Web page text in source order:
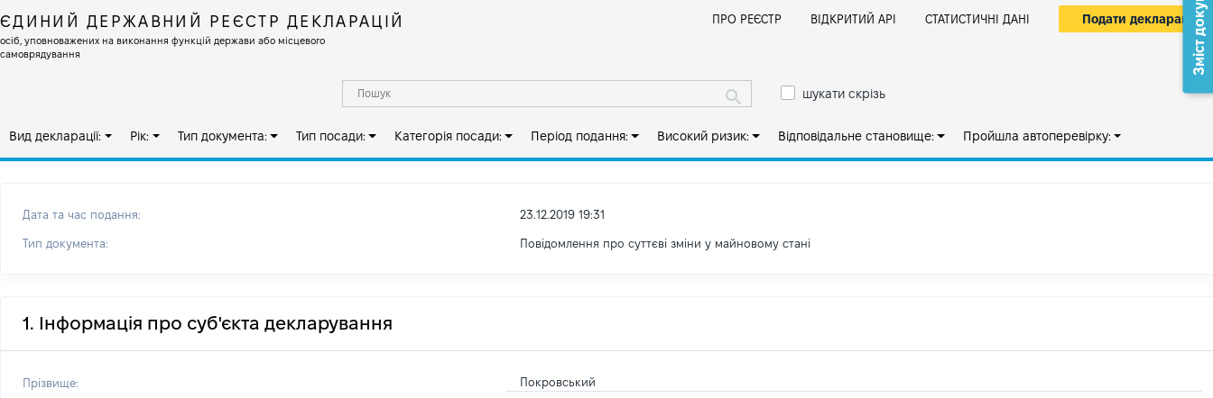
ЄДИНИЙ ДЕРЖАВНИЙ РЕЄСТР ДЕКЛАРАЦІЙ
осіб, уповноважених на виконання функцій держави або місцевого
самоврядування
ПРО РЕЄСТР ВІДКРИТИЙ АРІ СТАТИСТИЧНІ ДАНІ Подати декларацію
шукати скрізь
Вид декларації: Рік: Тип документа: Тип посади: Категорія посади: Період подання: Високий ризик: Відповідальне становище: Пройшла автоперевірку:
Дата та час подання: 23.12.2019 19:31
Тип документа: Повідомлення про суттєві зміни y майновому стані
1. Інформація про суб'єкта декларування
Прізвище: Покровський